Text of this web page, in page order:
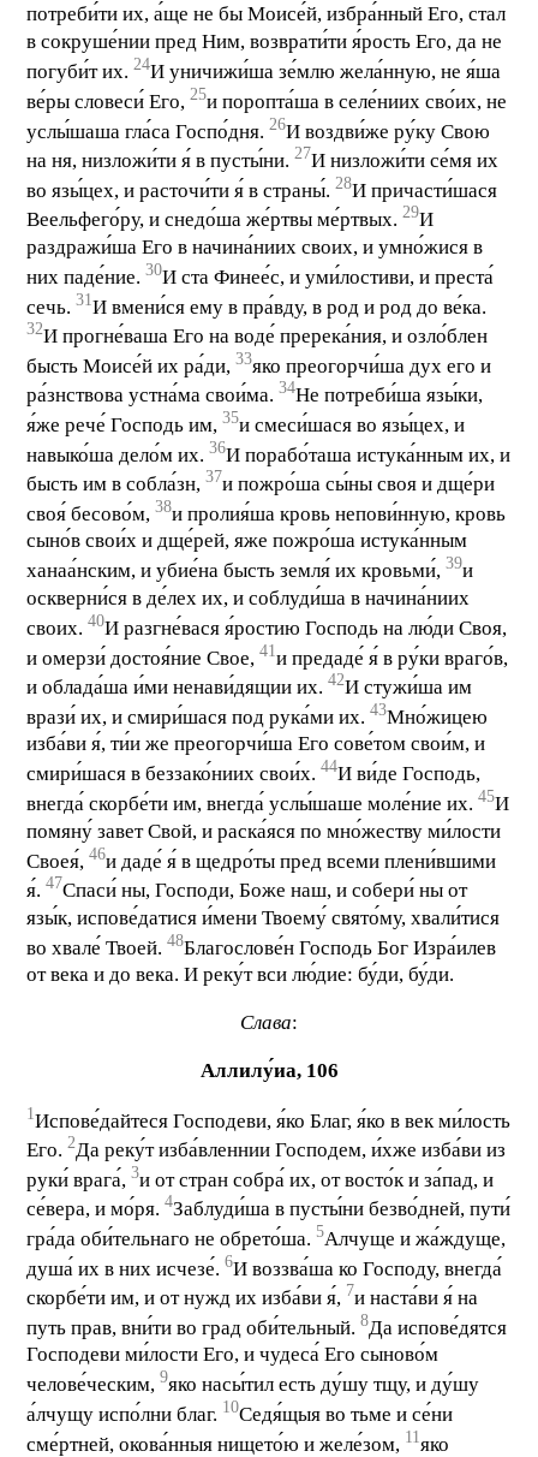
потреби́ти их, а́ще не бы Моисе́й, избра́нный Его, стал
в сокруше́нии пред Ним, возврати́ти я́рость Его, да не
погуби́т их.24И уничижи́ша зе́млю жела́нную, не я́ша
ве́ры словеси́ Его,25и поропта́ша в селе́ниих сво́их, не
услы́шаша гла́са Госпо́дня.26И воздви́же ру́ку Свою
на ня, низложи́ти я́ в пусты́ни.27И низложи́ти се́мя их
во язы́цех, и расточи́ти я́ в страны́.28И причасти́шася
Веельфего́ру, и снедо́ша же́ртвы ме́ртвых.29И
раздражи́ша Его в начина́ниих своих, и умно́жися в
них паде́ние.30И ста Финее́с, и уми́лостиви, и преста́
сечь.31И вмени́ся ему в пра́вду, в род и род до ве́ка.
32И прогне́ваша Его на воде́ пререка́ния, и озло́блен
бысть Моисе́й их ра́ди,33яко преогорчи́ша дух его и
ра́знствова устна́ма свои́ма.34Не потреби́ша язы́ки,
я́же рече́ Господь им,35и смеси́шася во язы́цех, и
навыко́ша дело́м их.36И порабо́таша истука́нным их, и
бысть им в собла́зн,37и пожро́ша сы́ны своя и дще́ри
своя́ бесово́м,38и пролия́ша кровь непови́нную, кровь
сыно́в свои́х и дще́рей, яже пожро́ша истука́нным
ханаа́нским, и убие́на бысть земля́ их кровьми́,39и
оскверни́ся в де́лех их, и соблуди́ша в начина́ниих
своих.40И разгне́вася я́ростию Господь на лю́ди Своя,
и омерзи́ достоя́ние Свое,41и предаде́ я́ в ру́ки враго́в,
и облада́ша и́ми ненави́дящии их.42И стужи́ша им
врази́ их, и смири́шася под рука́ми их.43Мно́жицею
изба́ви я́, ти́и же преогорчи́ша Его сове́том свои́м, и
смири́шася в беззако́ниих свои́х.44И ви́де Господь,
внегда́ скорбе́ти им, внегда́ услы́шаше моле́ние их.45И
помяну́ завет Свой, и раска́яся по мно́жеству ми́лости
Своея́,46и даде́ я́ в щедро́ты пред всеми плени́вшими
я́.47Спаси́ ны, Господи, Боже наш, и собери́ ны от
язы́к, испове́датися и́мени Твоему́ свято́му, хвали́тися
во хвале́ Твоей.48Благослове́н Господь Бог Изра́илев
от века и до века. И реку́т вси лю́дие: бу́ди, бу́ди.
Слава:
Аллилу́иа, 106
1Испове́дайтеся Господеви, я́ко Благ, я́ко в век ми́лость
Его.2Да реку́т изба́вленнии Господем, и́хже изба́ви из
руки́ врага́,3и от стран собра́ их, от восто́к и за́пад, и
се́вера, и мо́ря.4Заблуди́ша в пусты́ни безво́дней, пути́
гра́да оби́тельнаго не обрето́ша. 5Алчуще и жа́ждуще,
душа́ их в них исчезе́.6И воззва́ша ко Господу, внегда́
скорбе́ти им, и от нужд их изба́ви я́, 7и наста́ви я́ на
путь прав, вни́ти во град оби́тельный.8Да испове́дятся
Господеви ми́лости Его, и чудеса́ Его сыново́м
челове́ческим,9яко насы́тил есть ду́шу тщу, и ду́шу
а́лчущу испо́лни благ. 10Седя́щыя во тьме и се́ни
сме́ртней, окова́нныя нището́ю и желе́зом, 11яко